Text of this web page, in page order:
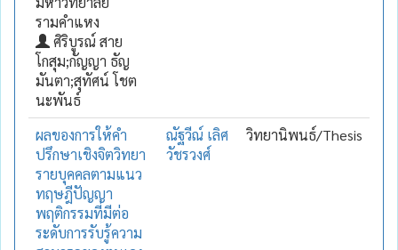
รามคำแหง
ศิริบูรณ์ สาย
โกสุม;กัญญา ธัญ
มันตา;สุทัศน์ โชต
นะพันธ์
ผลของการให้คำ
ปรึกษาเชิงจิตวิทยา
รายบุคคลตามแนว
ทฤษฎีปัญญา
พฤติกรรมที่มีต่อ
ระดับการรับรู้ความ
ณัฐวีณ์ เลิศ
วัชรวงศ์
วิทยานิพนธ์/Thesis